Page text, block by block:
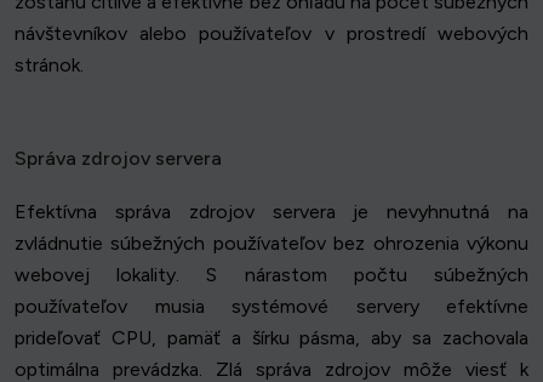
návštevníkov alebo používateľov v prostredí webových
stránok.
Správa zdrojov servera
Efektívna správa zdrojov servera je nevyhnutná na
zvládnutie súbežných používateľov bez ohrozenia výkonu
webovej lokality. S nárastom počtu súbežných
používateľov musia systémové servery efektívne
prideľovať CPU, pamäť a šírku pásma, aby sa zachovala
optimálna prevádzka. Zlá správa zdrojov môže viesť k